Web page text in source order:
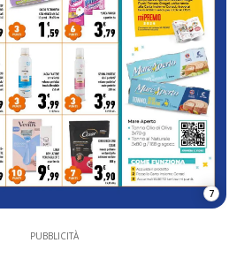
7
PUBBLICITÀ